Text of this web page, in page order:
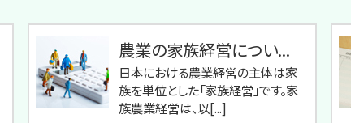
農業の家族経営につい...
日本における農業経営の主体は家
族を単位とした「家族経営」です。家
族農業経営は、以[...]